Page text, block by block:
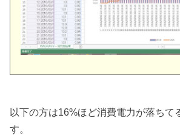
以下の方は16%ほど消費電力が落ちて
す。